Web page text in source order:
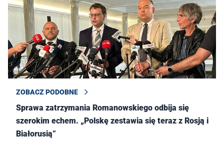
ZOBACZ PODOBNE
Sprawa zatrzymania Romanowskiego odbija się
szerokim echem. „Polskę zestawia się teraz z Rosją i
Białorusią”